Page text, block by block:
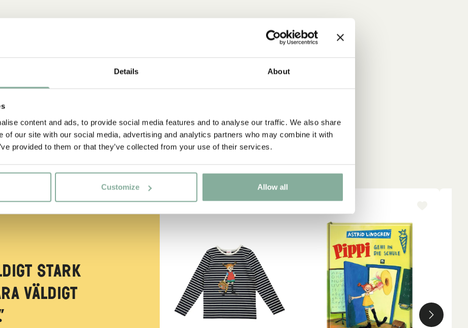
Details About
content and ads, to provide social media features and to analyse our traffic. We also share
of our site with our social media, advertising and analytics partners who may combine it with
provided to them or that they’ve collected from your use of their services.
Customize Allow all
stark
väldigt